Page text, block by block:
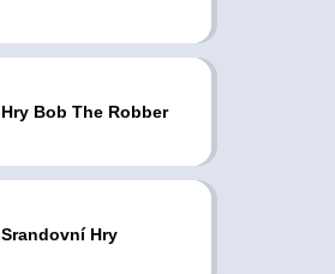
Hry Bob The Robber
Srandovní Hry